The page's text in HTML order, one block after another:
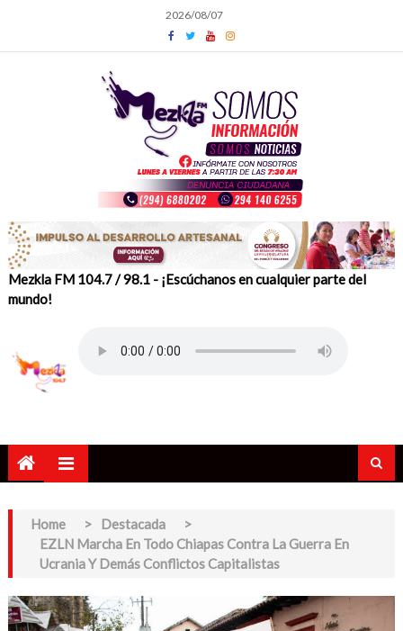
content
2026/08/07
Mezkla FM 104.7 / 98.1 - ¡Escúchanos en cualquier parte del
mundo!
Home > Destacada
>
EZLN Marcha En Todo Chiapas Contra La Guerra En
Ucrania Y Demás Conflictos Capitalistas